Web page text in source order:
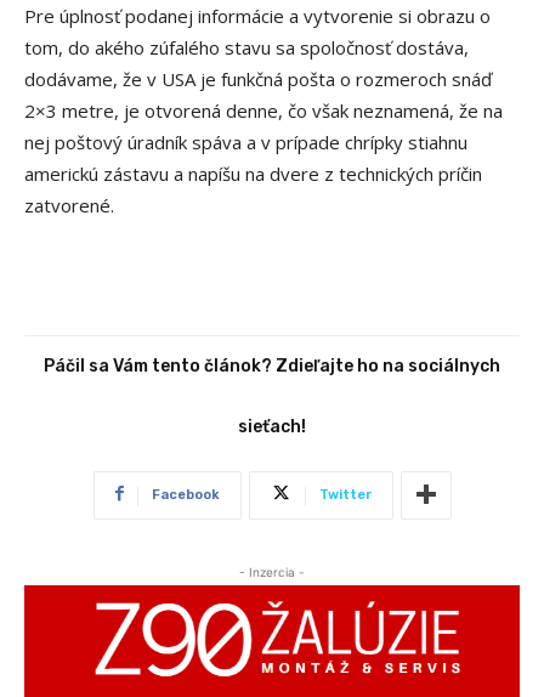
Pre úplnosť podanej informácie a vytvorenie si obrazu o
tom, do akého zúfalého stavu sa spoločnosť dostáva,
dodávame, že v USA je funkčná pošta o rozmeroch snáď
2×3 metre, je otvorená denne, čo však neznamená, že na
nej poštový úradník spáva a v prípade chrípky stiahnu
americkú zástavu a napíšu na dvere z technických príčin
zatvorené.
Páčil sa Vám tento článok? Zdieľajte ho na sociálnych
sieťach!
Facebook Twitter
- Inzercia -